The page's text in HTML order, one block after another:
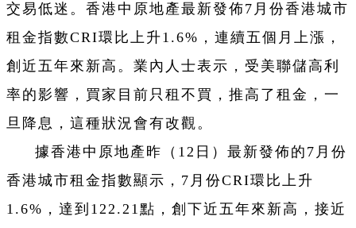
交易低迷。香港中原地產最新發佈7月份香港城市
租金指數CRI環比上升1.6%，連續五個月上漲，
創近五年來新高。業內人士表示，受美聯儲高利
率的影響，買家目前只租不買，推高了租金，一
旦降息，這種狀況會有改觀。
據香港中原地產 昨（12日） 最新發佈的7月份
香港城市租金指數顯示，7月份CRI環比上升
1.6%，達到122.21點，創下近五年來新高，接近